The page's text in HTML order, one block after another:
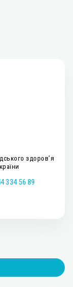
здоров’я
334 56 89